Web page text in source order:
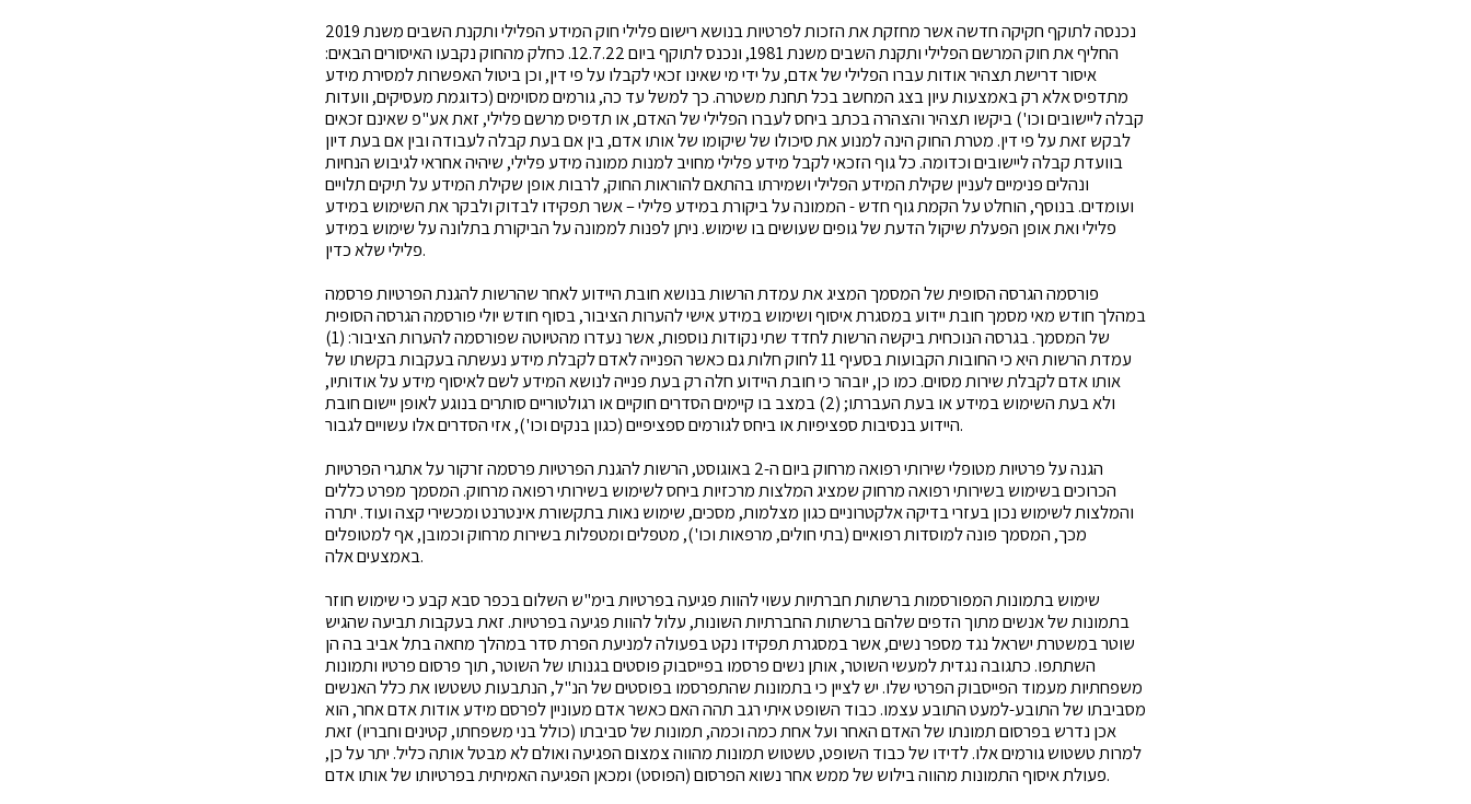
נכנסה לתוקף חקיקה חדשה אשר מחזקת את הזכות לפרטיות בנושא רישום פלילי
חוק המידע הפלילי ותקנת השבים משנת 2019
החליף את חוק המרשם הפלילי ותקנת השבים משנת 1981, ונכנס לתוקף ביום 12.7.22. כחלק מהחוק נקבעו האיסורים הבאים:
איסור דרישת תצהיר אודות עברו הפלילי של אדם, על ידי מי שאינו זכאי לקבלו על פי דין, וכן ביטול האפשרות למסירת מידע
מתדפיס אלא רק באמצעות עיון בצג המחשב בכל תחנת משטרה. כך למשל עד כה, גורמים מסוימים (כדוגמת מעסיקים, וועדות
קבלה ליישובים וכו') ביקשו תצהיר והצהרה בכתב ביחס לעברו הפלילי של האדם, או תדפיס מרשם פלילי, זאת אע"פ שאינם זכאים
לבקש זאת על פי דין. מטרת החוק הינה למנוע את סיכולו של שיקומו של אותו אדם, בין אם בעת קבלה לעבודה ובין אם בעת דיון
בוועדת קבלה ליישובים וכדומה. כל גוף הזכאי לקבל מידע פלילי מחויב למנות ממונה מידע פלילי, שיהיה אחראי לגיבוש הנחיות
ונהלים פנימיים לעניין שקילת המידע הפלילי ושמירתו בהתאם להוראות החוק, לרבות אופן שקילת המידע על תיקים תלויים
ועומדים. בנוסף, הוחלט על הקמת גוף חדש - הממונה על ביקורת במידע פלילי – אשר תפקידו לבדוק ולבקר את השימוש במידע
פלילי ואת אופן הפעלת שיקול הדעת של גופים שעושים בו שימוש. ניתן לפנות לממונה על הביקורת בתלונה על שימוש במידע
פלילי שלא כדין.
פורסמה הגרסה הסופית של המסמך המציג את עמדת הרשות בנושא חובת היידועלאחר שהרשות להגנת הפרטיות פרסמה
במהלך חודש מאי מסמך חובת יידוע במסגרת איסוף ושימוש במידע אישי להערות הציבור, בסוף חודש יולי פורסמה הגרסה הסופית
של המסמך. בגרסה הנוכחית ביקשה הרשות לחדד שתי נקודות נוספות, אשר נעדרו מהטיוטה שפורסמה להערות הציבור: (1)
עמדת הרשות היא כי החובות הקבועות בסעיף 11 לחוק חלות גם כאשר הפנייה לאדם לקבלת מידע נעשתה בעקבות בקשתו של
אותו אדם לקבלת שירות מסוים. כמו כן, יובהר כי חובת היידוע חלה רק בעת פנייה לנושא המידע לשם לאיסוף מידע על אודותיו,
ולא בעת השימוש במידע או בעת העברתו; (2)
במצב בו קיימים הסדרים חוקיים או רגולטוריים סותרים בנוגע לאופן יישום חובת
היידוע בנסיבות ספציפיות או ביחס לגורמים ספציפיים (כגון בנקים וכו'), אזי הסדרים אלו עשויים לגבור.
הגנה על פרטיות מטופלי שירותי רפואה מרחוק
ביום ה-2 באוגוסט, הרשות להגנת הפרטיות פרסמה זרקור על אתגרי הפרטיות
הכרוכים בשימוש בשירותי רפואה מרחוק שמציג המלצות מרכזיות ביחס לשימוש בשירותי רפואה מרחוק. המסמך מפרט כללים
והמלצות לשימוש נכון בעזרי בדיקה אלקטרוניים כגון מצלמות, מסכים, שימוש נאות בתקשורת אינטרנט ומכשירי קצה ועוד. יתרה
מכך, המסמך פונה למוסדות רפואיים (בתי חולים, מרפאות וכו'), מטפלים ומטפלות בשירות מרחוק וכמובן, אף למטופלים
באמצעים אלה.
שימוש בתמונות המפורסמות ברשתות חברתיות עשוי להוות פגיעה בפרטיותבימ"ש השלום בכפר סבא קבע כי שימוש חוזר
בתמונות של אנשים מתוך הדפים שלהם ברשתות החברתיות השונות, עלול להוות פגיעה בפרטיות. זאת בעקבות תביעה שהגיש
שוטר במשטרת ישראל נגד מספר נשים, אשר במסגרת תפקידו נקט בפעולה למניעת הפרת סדר במהלך מחאה בתל אביב בה הן
השתתפו. כתגובה נגדית למעשי השוטר, אותן נשים פרסמו בפייסבוק פוסטים בגנותו של השוטר, תוך פרסום פרטיו ותמונות
משפחתיות מעמוד הפייסבוק הפרטי שלו. יש לציין כי בתמונות שהתפרסמו בפוסטים של הנ"ל, הנתבעות טשטשו את כלל האנשים
מסביבתו של התובע-למעט התובע עצמו. כבוד השופט איתי רגב תהה האם כאשר אדם מעוניין לפרסם מידע אודות אדם אחר, הוא
אכן נדרש בפרסום תמונתו של האדם האחר ועל אחת כמה וכמה, תמונות של סביבתו (כולל בני משפחתו, קטינים וחבריו) זאת
למרות טשטוש גורמים אלו. לדידו של כבוד השופט, טשטוש תמונות מהווה צמצום הפגיעה ואולם לא מבטל אותה כליל. יתר על כן,
פעולת איסוף התמונות מהווה בילוש של ממש אחר נשוא הפרסום (הפוסט) ומכאן הפגיעה האמיתית בפרטיותו של אותו אדם.